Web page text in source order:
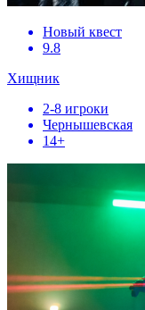
Новый квест
9.8
Хищник
2-8 игроки
Чернышевская
14+